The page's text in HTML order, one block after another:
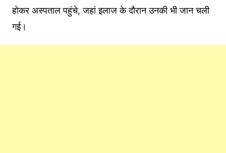
होकर अस्पताल पहुंचे, जहां इलाज के दौरान उनकी भी जान चली
गई।